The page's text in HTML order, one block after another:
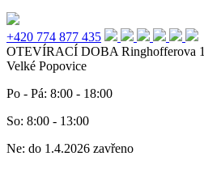
+420 774 877 435
OTEVÍRACÍ DOBA Ringhofferova 1
Velké Popovice
Po - Pá: 8:00 - 18:00
So: 8:00 - 13:00
Ne: do 1.4.2026 zavřeno